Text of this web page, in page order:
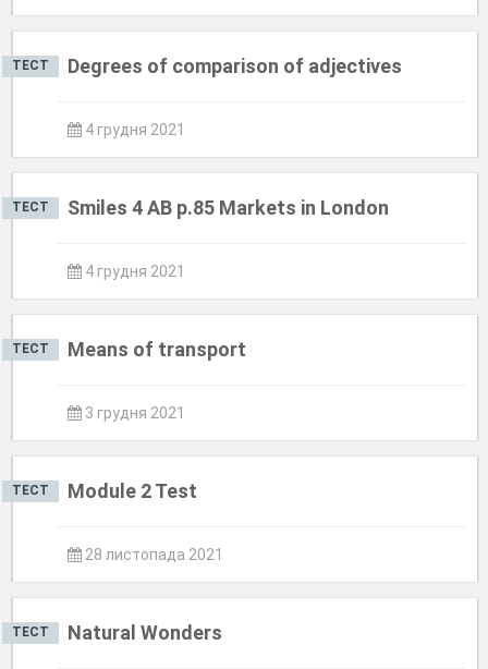
ТЕСТ Degrees of comparison of adjectives
4 грудня 2021
ТЕСТ Smiles 4 AB p.85 Markets in London
4 грудня 2021
ТЕСТ Means of transport
3 грудня 2021
ТЕСТ Module 2 Test
28 листопада 2021
ТЕСТ Natural Wonders